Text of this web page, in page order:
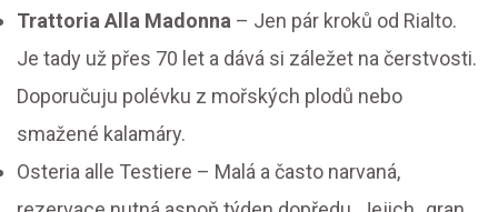
Trattoria Alla Madonna – Jen pár kroků od Rialto.
Je tady už přes 70 let a dává si záležet na čerstvosti.
Doporučuju polévku z mořských plodů nebo
smažené kalamáry.
Osteria alle Testiere – Malá a často narvaná,